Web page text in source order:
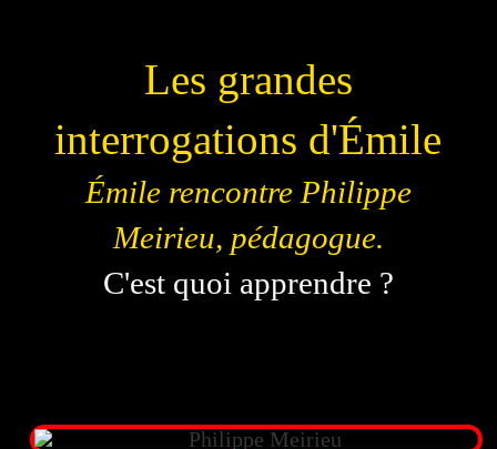
Les grandes
interrogations d'Émile
Émile rencontre Philippe
Meirieu, pédagogue.
C'est quoi apprendre ?